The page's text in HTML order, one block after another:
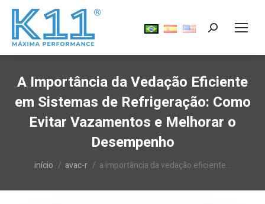
Search:
A Importância da Vedação Eficiente
em Sistemas de Refrigeração: Como
Evitar Vazamentos e Melhorar o
Desempenho
Você está aqui:
início avac-r a importância da vedação eficiente…